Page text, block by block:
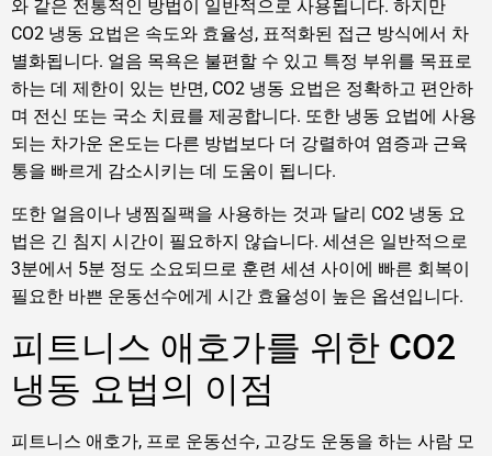
와 같은 전통적인 방법이 일반적으로 사용됩니다. 하지만
CO2 냉동 요법은 속도와 효율성, 표적화된 접근 방식에서 차
별화됩니다. 얼음 목욕은 불편할 수 있고 특정 부위를 목표로
하는 데 제한이 있는 반면, CO2 냉동 요법은 정확하고 편안하
며 전신 또는 국소 치료를 제공합니다. 또한 냉동 요법에 사용
되는 차가운 온도는 다른 방법보다 더 강렬하여 염증과 근육
통을 빠르게 감소시키는 데 도움이 됩니다.
또한 얼음이나 냉찜질팩을 사용하는 것과 달리 CO2 냉동 요
법은 긴 침지 시간이 필요하지 않습니다. 세션은 일반적으로
3분에서 5분 정도 소요되므로 훈련 세션 사이에 빠른 회복이
필요한 바쁜 운동선수에게 시간 효율성이 높은 옵션입니다.
피트니스 애호가를 위한 CO2
냉동 요법의 이점
피트니스 애호가, 프로 운동선수, 고강도 운동을 하는 사람 모